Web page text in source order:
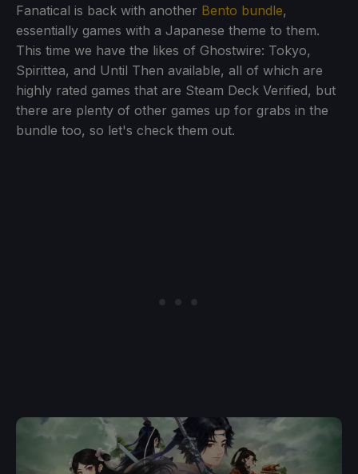
Fanatical is back with another Bento bundle,
essentially games with a Japanese theme to them.
This time we have the likes of Ghostwire: Tokyo,
Spirittea, and Until Then available, all of which are
highly rated games that are Steam Deck Verified, but
there are plenty of other games up for grabs in the
bundle too, so let's check them out.